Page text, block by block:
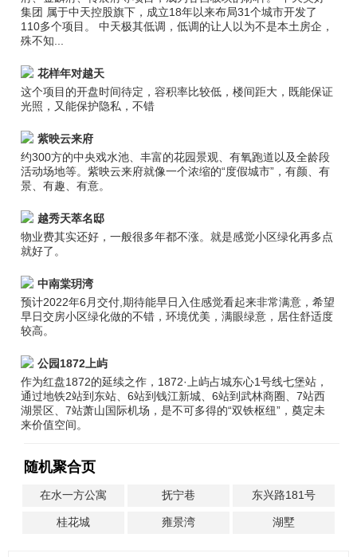
集团 属于中天控股旗下，成立18年以来布局31个城市开发了
110多个项目。 中天极其低调，低调的让人以为不是本土房企，
殊不知...
花样年对越天
这个项目的开盘时间待定，容积率比较低，楼间距大，既能保证
光照，又能保护隐私，不错
紫映云来府
约300方的中央戏水池、丰富的花园景观、有氧跑道以及全龄段
活动场地等。紫映云来府就像一个浓缩的“度假城市”，有颜、有
景、有趣、有意。
越秀天萃名邸
物业费其实还好，一般很多年都不涨。就是感觉小区绿化再多点
就好了。
中南棠玥湾
预计2022年6月交付,期待能早日入住感觉看起来非常满意，希望
早日交房小区绿化做的不错，环境优美，满眼绿意，居住舒适度
较高。
公园1872上屿
作为红盘1872的延续之作，1872·上屿占城东心1号线七堡站，
通过地铁2站到东站、6站到钱江新城、6站到武林商圈、7站西
湖景区、7站萧山国际机场，是不可多得的“双铁枢纽”，奠定未
来价值空间。
随机聚合页
在水一方公寓 抚宁巷 东兴路181号
桂花城 雍景湾 湖墅